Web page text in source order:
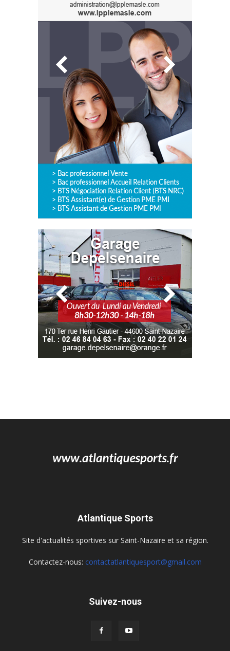
Atlantique Sports
Site d'actualités sportives sur Saint-Nazaire et sa région.
Contactez-nous: contactatlantiquesport@gmail.com
Suivez-nous